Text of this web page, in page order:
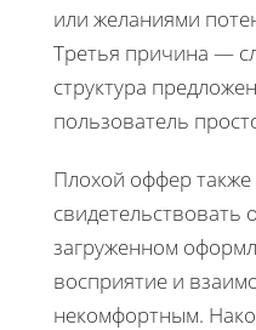
или желаниями
Третья причина —
структура
пользователь
Плохой оффер
свидетельствовать
загруженном
восприятие и
некомфортным.